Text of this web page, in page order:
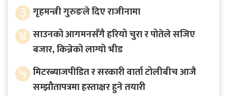
३ गृहमन्त्री गुरुङले दिए राजीनामा
४ साउनको आगमनसँगै हरियो चुरा र पोतेले सजिए
बजार, किन्नेको लाग्यो भीड
५ मिटरब्याजपीडित र सरकारी वार्ता टोलीबीच आजै
सम्झौतापत्रमा हस्ताक्षर हुने तयारी